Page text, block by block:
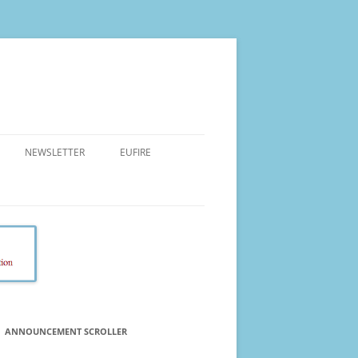
NEWSLETTER EUFIRE
ANNOUNCEMENT SCROLLER